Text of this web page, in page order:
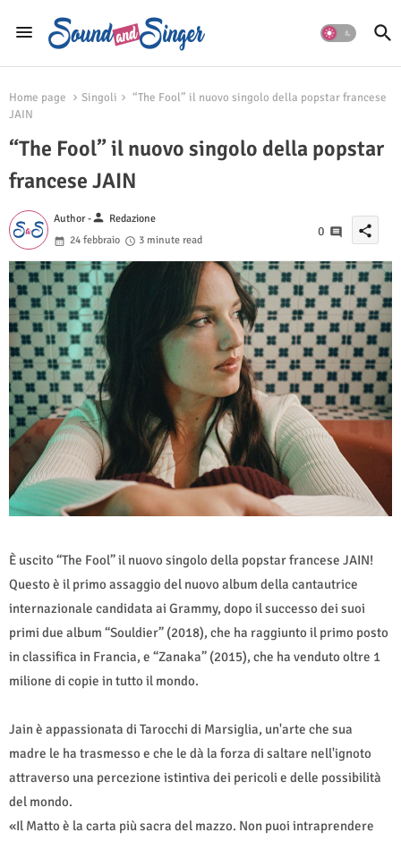
Home page Singoli
“The Fool” il nuovo singolo della popstar francese
JAIN
“The Fool” il nuovo singolo della popstar
francese JAIN
Author -person Redazione
24 febbraio
3 minute read
0 share
È uscito “The Fool” il nuovo singolo della popstar francese JAIN!
Questo è il primo assaggio del nuovo album della cantautrice
internazionale candidata ai Grammy, dopo il successo dei suoi
primi due album “Souldier” (2018), che ha raggiunto il primo posto
in classifica in Francia, e “Zanaka” (2015), che ha venduto oltre 1
milione di copie in tutto il mondo.
Jain è appassionata di Tarocchi di Marsiglia, un'arte che sua
madre le ha trasmesso e che le dà la forza di saltare nell'ignoto
attraverso una percezione istintiva dei pericoli e delle possibilità
del mondo.
«Il Matto è la carta più sacra del mazzo. Non puoi intraprendere